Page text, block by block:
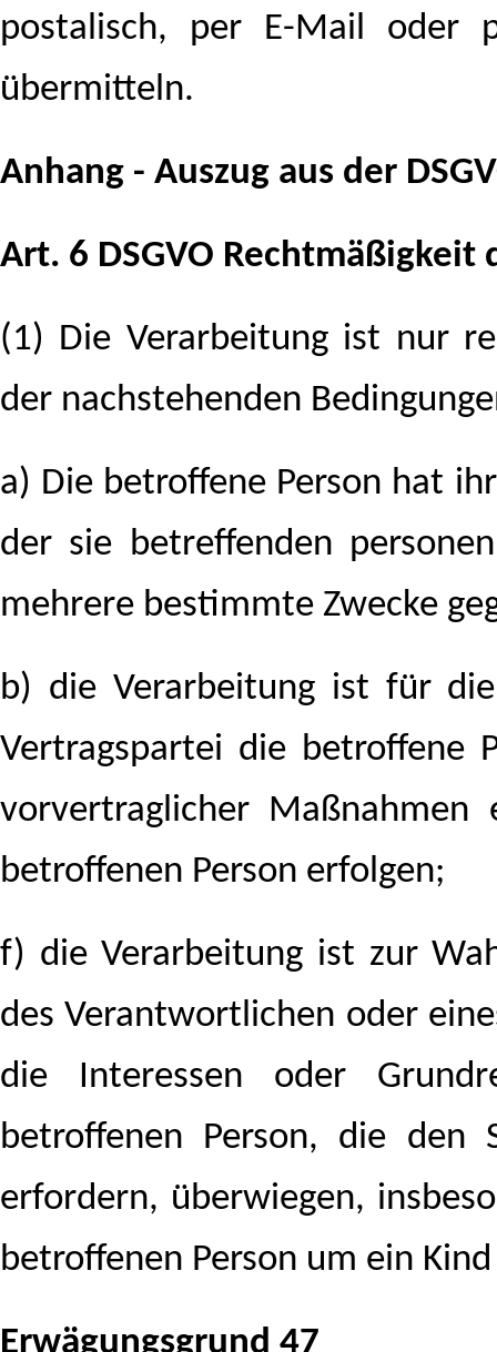
postalisch, per E-Mail oder
übermitteln.
Anhang - Auszug aus der
Art. 6 DSGVO Rechtmäßigkeit
(1) Die Verarbeitung ist nur
der nachstehenden
a) Die betroffene Person hat
der sie betreffenden
mehrere bestimmte Zwecke
b) die Verarbeitung ist für
Vertragspartei die betroffene
vorvertraglicher
betroffenen Person erfolgen;
f) die Verarbeitung ist zur
des Verantwortlichen oder
die Interessen oder
betroffenen Person, die den
erfordern, überwiegen,
betroffenen Person um ein
Erwägungsgrund 47